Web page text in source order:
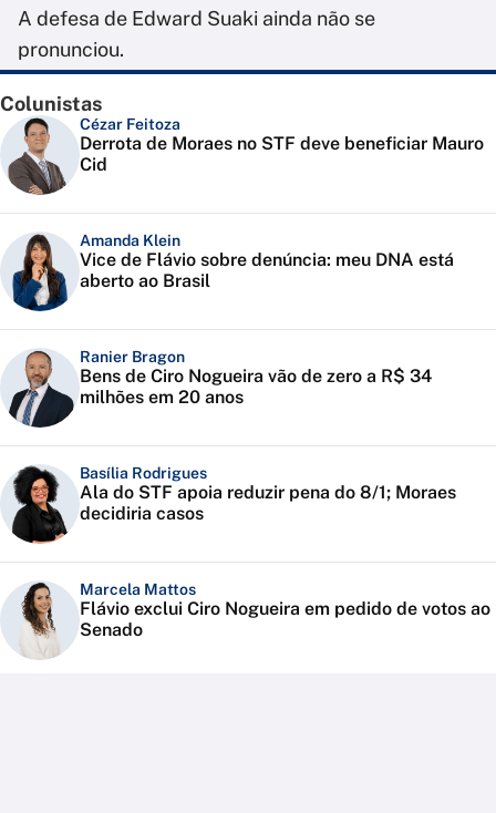
A defesa de Edward Suaki ainda não se
pronunciou.
Colunistas
Cézar Feitoza
Derrota de Moraes no STF deve beneficiar Mauro
Cid
Amanda Klein
Vice de Flávio sobre denúncia: meu DNA está
aberto ao Brasil
Ranier Bragon
Bens de Ciro Nogueira vão de zero a R$ 34
milhões em 20 anos
Basília Rodrigues
Ala do STF apoia reduzir pena do 8/1; Moraes
decidiria casos
Marcela Mattos
Flávio exclui Ciro Nogueira em pedido de votos ao
Senado